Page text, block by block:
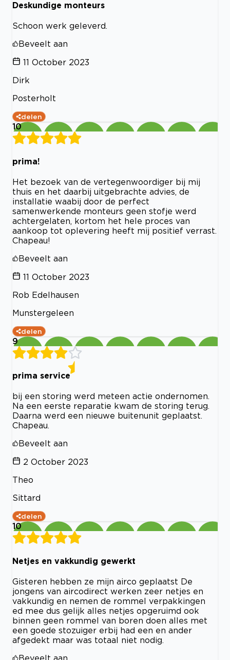
Deskundige monteurs
Schoon werk geleverd.
Beveelt aan
11 October 2023
Dirk
Posterholt
delen
10
prima!
Het bezoek van de vertegenwoordiger bij mij
thuis en het daarbij uitgebrachte advies, de
installatie waabij door de perfect
samenwerkende monteurs geen stofje werd
achtergelaten, kortom het hele proces van
aankoop tot oplevering heeft mij positief verrast.
Chapeau!
Beveelt aan
11 October 2023
Rob Edelhausen
Munstergeleen
delen
9
prima service
bij een storing werd meteen actie ondernomen.
Na een eerste reparatie kwam de storing terug.
Daarna werd een nieuwe buitenunit geplaatst.
Chapeau.
Beveelt aan
2 October 2023
Theo
Sittard
delen
10
Netjes en vakkundig gewerkt
Gisteren hebben ze mijn airco geplaatst De
jongens van aircodirect werken zeer netjes en
vakkundig en nemen de rommel verpakkingen
ed mee dus gelijk alles netjes opgeruimd ook
binnen geen rommel van boren doen alles met
een goede stozuiger erbij had een en ander
afgedekt maar was totaal niet nodig.
Beveelt aan